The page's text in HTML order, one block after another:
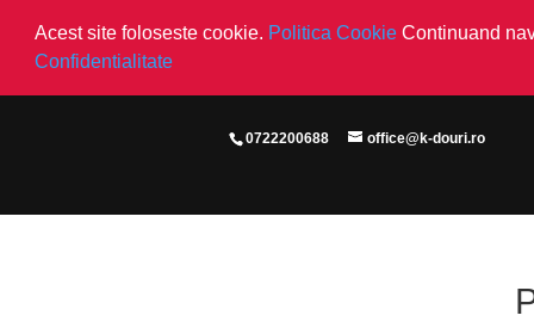
Acest site foloseste cookie. Politica Cookie Continuand
Confidentialitate
0722200688 office@k-douri.ro